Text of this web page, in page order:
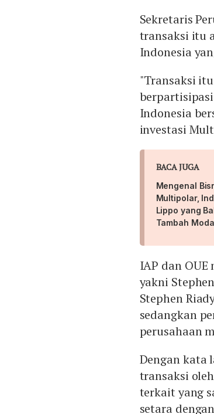
Sekretaris
transaksi itu
Indonesia
"Transaksi
Indonesia
investasi
BACA JUGA
Mengenal
Multipolar,
Lippo yang
Tambah
IAP dan
yakni
Stephen
sedangkan
perusahaan
Dengan kata
transaksi
terkait yang
setara